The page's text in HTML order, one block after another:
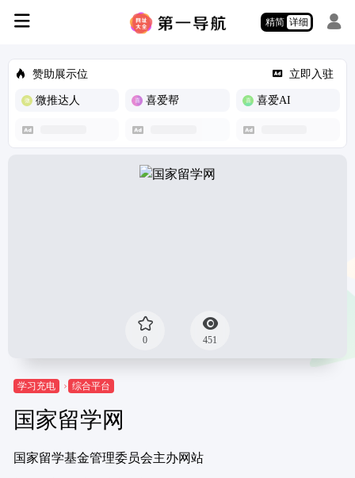
精简 详细
赞助展示位 立即入驻
微推达人 喜爱帮 喜爱AI
0 451
学习充电 综合平台
国家留学网
国家留学基金管理委员会主办网站